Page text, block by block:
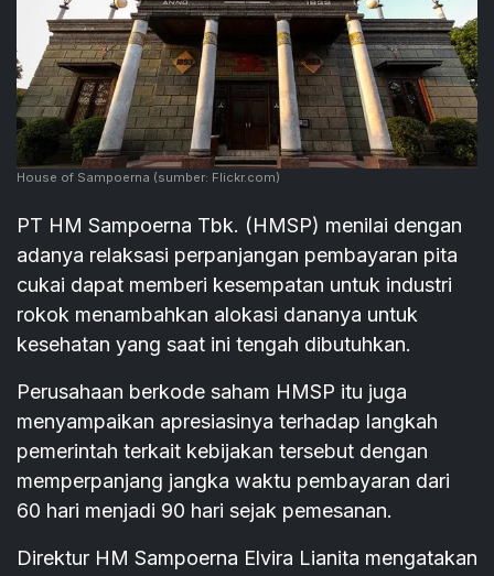
House of Sampoerna (sumber: Flickr.com)
PT HM Sampoerna Tbk. (HMSP) menilai dengan
adanya relaksasi perpanjangan pembayaran pita
cukai dapat memberi kesempatan untuk industri
rokok menambahkan alokasi dananya untuk
kesehatan yang saat ini tengah dibutuhkan.
Perusahaan berkode saham HMSP itu juga
menyampaikan apresiasinya terhadap langkah
pemerintah terkait kebijakan tersebut dengan
memperpanjang jangka waktu pembayaran dari
60 hari menjadi 90 hari sejak pemesanan.
Direktur HM Sampoerna Elvira Lianita mengatakan